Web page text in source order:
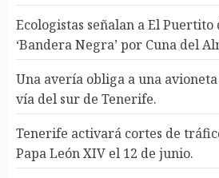
Ecologistas señalan a El Puertito
‘Bandera Negra’ por Cuna del
Una avería obliga a una
vía del sur de Tenerife.
Tenerife activará cortes de
Papa León XIV el 12 de junio.